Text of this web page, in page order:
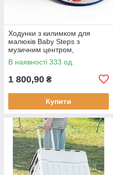
Ходунки з килимком для
малюків Baby Steps з
музичним центром,
бізабордом, піаніно та
Bluetooth підключенням +
В наявності 333 од.
1 800,90 ₴
Купити